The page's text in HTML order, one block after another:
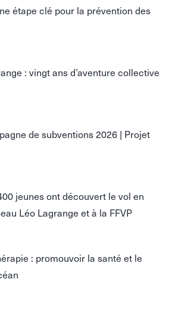
étape clé pour la prévention des
: vingt ans d’aventure collective
de subventions 2026 | Projet
jeunes ont découvert le vol en
Léo Lagrange et à la FFVP
: promouvoir la santé et le